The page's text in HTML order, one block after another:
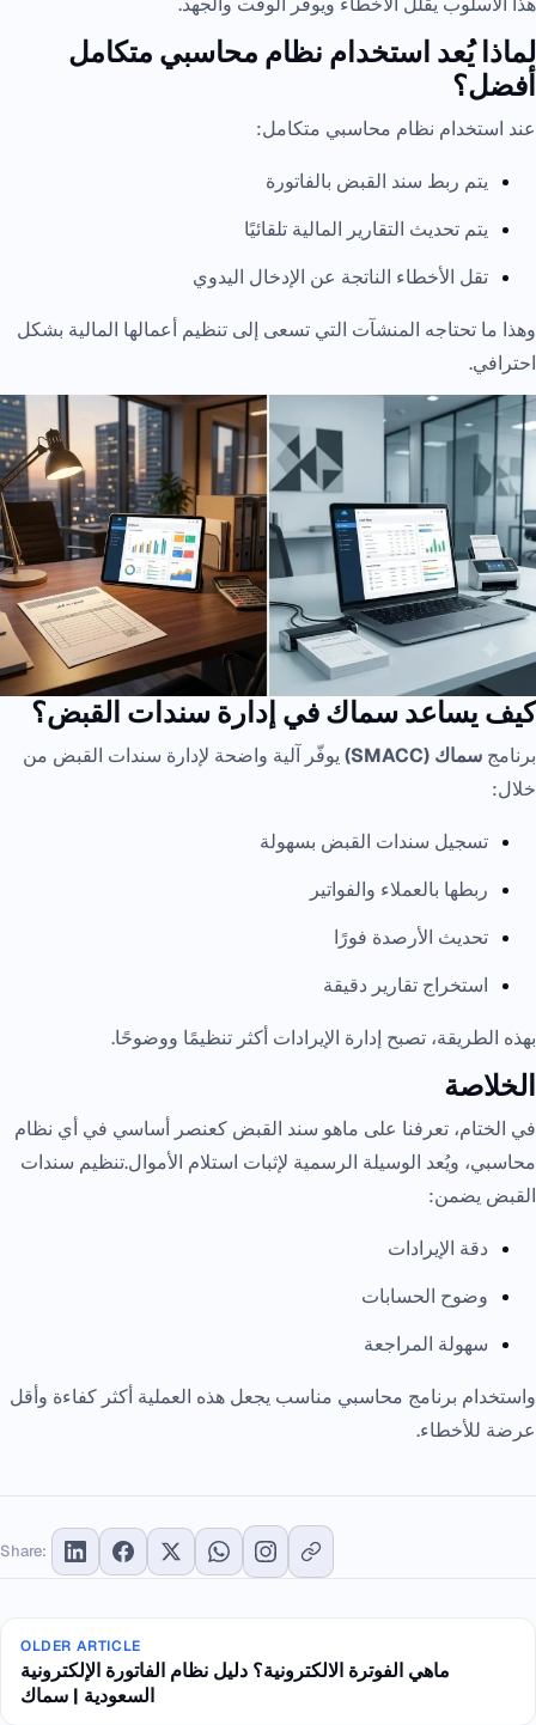
لماذا يُعد استخدام نظام محاسبي متكامل
أفضل؟
عند استخدام نظام محاسبي متكامل:
يتم ربط سند القبض بالفاتورة
يتم تحديث التقارير المالية تلقائيًا
تقل الأخطاء الناتجة عن الإدخال اليدوي
وهذا ما تحتاجه المنشآت التي تسعى إلى تنظيم أعمالها المالية بشكل
احترافي.
كيف يساعد سماك في إدارة سندات القبض؟
برنامج سماك (SMACC)
يوفّر آلية واضحة لإدارة سندات القبض من
خلال:
تسجيل سندات القبض بسهولة
ربطها بالعملاء والفواتير
تحديث الأرصدة فورًا
استخراج تقارير دقيقة
بهذه الطريقة، تصبح إدارة الإيرادات أكثر تنظيمًا ووضوحًا.
الخلاصة
في الختام، تعرفنا على ماهو سند القبض كعنصر أساسي في أي نظام
محاسبي، ويُعد الوسيلة الرسمية لإثبات استلام الأموال.تنظيم سندات
القبض يضمن:
دقة الإيرادات
وضوح الحسابات
سهولة المراجعة
واستخدام برنامج محاسبي مناسب يجعل هذه العملية أكثر كفاءة وأقل
عرضة للأخطاء.
Share:
OLDER ARTICLE
ماهي الفوترة الالكترونية؟ دليل نظام الفاتورة الإلكترونية
السعودية | سماك